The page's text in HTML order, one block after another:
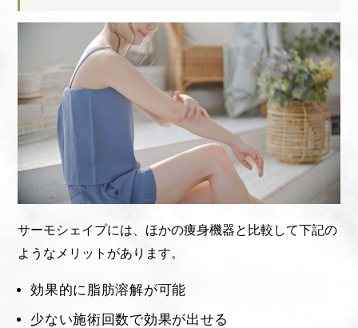
サーモシェイプには、ほかの痩身機器と比較して下記の
ようなメリットがあります。
効果的に脂肪溶解が可能
少ない施術回数で効果が出せる